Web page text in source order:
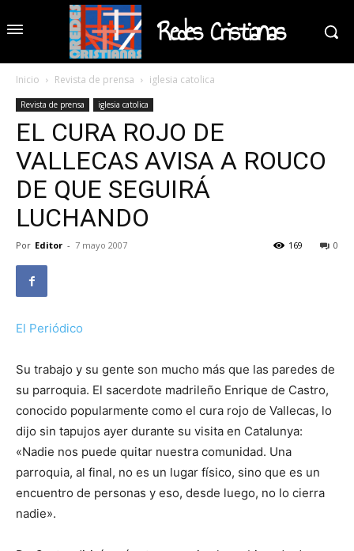
Redes Cristianas
Inicio Revista de prensa iglesia catolica
Revista de prensa iglesia catolica
EL CURA ROJO DE
VALLECAS AVISA A ROUCO
DE QUE SEGUIRÁ
LUCHANDO
Por Editor - 7 mayo 2007 0
169
El Periódico
Su trabajo y su gente son mucho más que las paredes de
su parroquia. El sacerdote madrileño Enrique de Castro,
conocido popularmente como el cura rojo de Vallecas, lo
dijo sin tapujos ayer durante su visita en Catalunya:
«Nadie nos puede quitar nuestra comunidad. Una
parroquia, al final, no es un lugar físico, sino que es un
encuentro de personas y eso, desde luego, no lo cierra
nadie».